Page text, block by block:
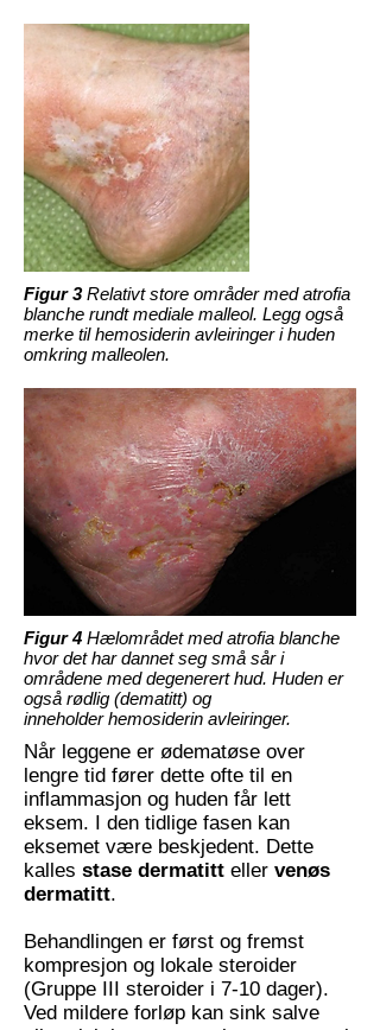
Figur 3Relativt store områder med atrofia
blanche rundt mediale malleol. Legg også
merke til hemosiderin avleiringer i huden
omkring malleolen.
Figur 4 Hælområdet med atrofia blanche
hvor det har dannet seg små sår i
områdene med degenerert hud. Huden er
også rødlig (dematitt) og
inneholder hemosiderin avleiringer.
Når leggene er ødematøse over
lengre tid fører dette ofte til en
inflammasjon og huden får lett
eksem. I den tidlige fasen kan
eksemet være beskjedent. Dette
kalles stase dermatitt eller venøs
dermatitt.
Behandlingen er først og fremst
kompresjon og lokale steroider
(Gruppe III steroider i 7-10 dager).
Ved mildere forløp kan sink salve